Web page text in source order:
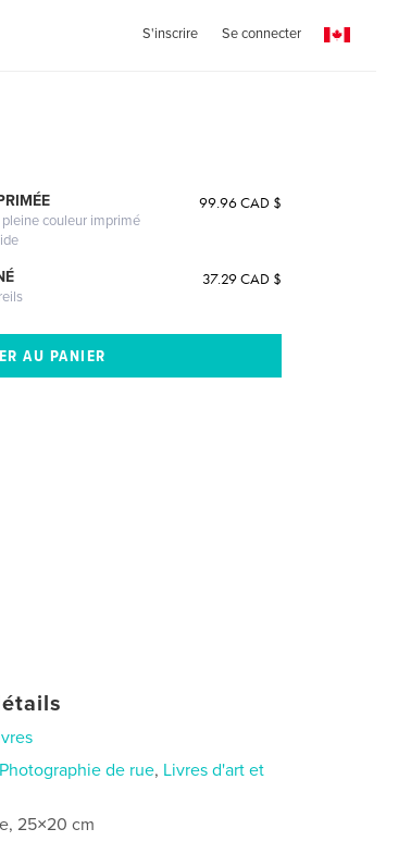
S'inscrire Se connecter
couleur imprimé
99.96 CAD $
37.29 CAD $
Photographie de rue, Livres d'art et
25×20 cm